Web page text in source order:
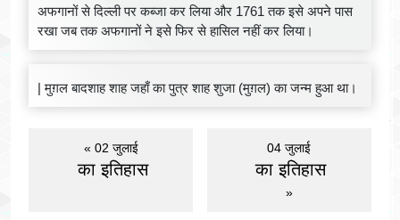
अफगानों से दिल्ली पर कब्जा कर लिया और 1761 तक इसे अपने पास
रखा जब तक अफगानों ने इसे फिर से हासिल नहीं कर लिया।
| मुग़ल बादशाह शाह जहाँ का पुत्र शाह शुजा (मुग़ल) का जन्म हुआ था।
« 02 जुलाई
का इतिहास
04 जुलाई
का इतिहास
»